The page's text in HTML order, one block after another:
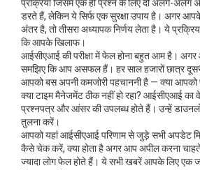
डरते हैं, लेकिन ये सिर्फ एक सुरक्षा उपाय है। अगर
अंतर है, तो तीसरा अध्यापक निर्णय लेता है। ये
कि आपके खिलाफ।
आईसीएआई की परीक्षा में फेल होना बहुत आम है।
समझिए कि आप असफल हैं। हर साल हजारों छात्र
आपको बस अपनी कमजोरी पहचाननी है — क्या आपको
क्या टाइम मैनेजमेंट ठीक नहीं हो रहा? आईसीएआई का
प्रश्नपत्र और आंसर की उपलब्ध होते हैं। उन्हें
तुलना करें।
आपको यहां आईसीएआई परिणाम से जुड़े सभी अपडेट
कैसे चेक करें, क्या होता है अगर आप अपील करना
ज्यादा लोग फेल होते हैं। ये सभी खबरें आपके लिए एक